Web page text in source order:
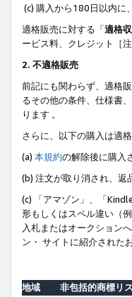
(c) 購入から180日以内に
適格販売に対する「適格
ービス料、クレジット［
2. 不適格販売
前記にも関わらず、適格
るその他の条件、仕様書
ります 。
さらに、以下の購入は適
(a) 本規約の解除後に購入
(b) 注文が取り消され、返
(c) 「アマゾン」、「
形もしくはスペル違い（
入札またはオークション
ン・ サイトに紹介された
地域
非包括的商標リ